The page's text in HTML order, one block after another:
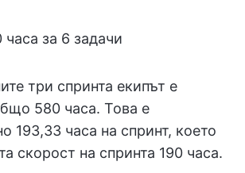
часа за 6 задачи
три спринта екипът е
580 часа. Това е
193,33 часа на спринт, което
скорост на спринта 190 часа.